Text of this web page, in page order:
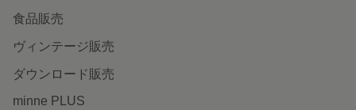
食品販売
ヴィンテージ販売
ダウンロード販売
minne PLUS